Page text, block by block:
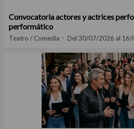
Convocatoria actores y actrices
performático
Teatro / Comedia Del 30/07/2026 al